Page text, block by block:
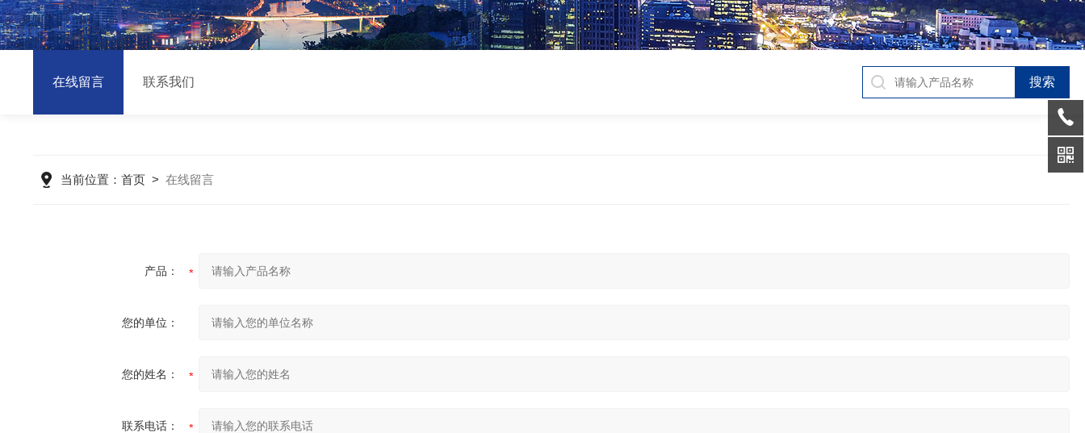
在线留言 联系我们
当前位置： 首页> 在线留言
产品：
您的单位：
您的姓名：
联系电话：